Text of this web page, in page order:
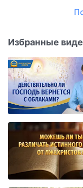
Избранные